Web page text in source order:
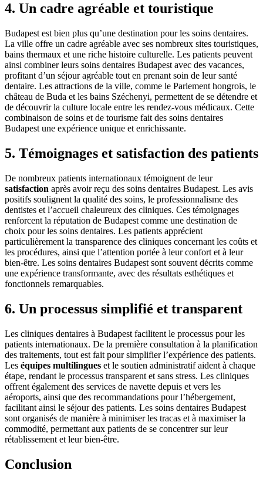
4. Un cadre agréable et touristique
Budapest est bien plus qu’une destination pour les soins dentaires.
La ville offre un cadre agréable avec ses nombreux sites touristiques,
bains thermaux et une riche histoire culturelle. Les patients peuvent
ainsi combiner leurs soins dentaires Budapest avec des vacances,
profitant d’un séjour agréable tout en prenant soin de leur santé
dentaire. Les attractions de la ville, comme le Parlement hongrois, le
château de Buda et les bains Széchenyi, permettent de se détendre et
de découvrir la culture locale entre les rendez-vous médicaux. Cette
combinaison de soins et de tourisme fait des soins dentaires
Budapest une expérience unique et enrichissante.
5. Témoignages et satisfaction des patients
De nombreux patients internationaux témoignent de leur
satisfaction après avoir reçu des soins dentaires Budapest. Les avis
positifs soulignent la qualité des soins, le professionnalisme des
dentistes et l’accueil chaleureux des cliniques. Ces témoignages
renforcent la réputation de Budapest comme une destination de
choix pour les soins dentaires. Les patients apprécient
particulièrement la transparence des cliniques concernant les coûts et
les procédures, ainsi que l’attention portée à leur confort et à leur
bien-être. Les soins dentaires Budapest sont souvent décrits comme
une expérience transformante, avec des résultats esthétiques et
fonctionnels remarquables.
6. Un processus simplifié et transparent
Les cliniques dentaires à Budapest facilitent le processus pour les
patients internationaux. De la première consultation à la planification
des traitements, tout est fait pour simplifier l’expérience des patients.
Les équipes multilingues et le soutien administratif aident à chaque
étape, rendant le processus transparent et sans stress. Les cliniques
offrent également des services de navette depuis et vers les
aéroports, ainsi que des recommandations pour l’hébergement,
facilitant ainsi le séjour des patients. Les soins dentaires Budapest
sont organisés de manière à minimiser les tracas et à maximiser la
commodité, permettant aux patients de se concentrer sur leur
rétablissement et leur bien-être.
Conclusion